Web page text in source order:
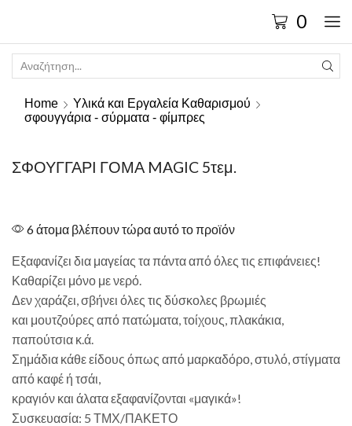
0
Home
Υλικά και Εργαλεία Καθαρισμού
σφουγγάρια - σύρματα - φίμπρες
ΣΦΟΥΓΓΑΡΙ ΓΟΜΑ MAGIC 5τεμ.
6 άτομα βλέπουν τώρα αυτό το προϊόν
Εξαφανίζει δια μαγείας τα πάντα από όλες τις επιφάνειες!
Καθαρίζει μόνο με νερό.
Δεν χαράζει, σβήνει όλες τις δύσκολες βρωμιές
και μουτζούρες από πατώματα, τοίχους, πλακάκια,
παπούτσια κ.ά.
Σημάδια κάθε είδους όπως από μαρκαδόρο, στυλό, στίγματα
από καφέ ή τσάι,
κραγιόν και άλατα εξαφανίζονται «μαγικά»!
Συσκευασία: 5 ΤΜΧ/ΠΑΚΕΤΟ